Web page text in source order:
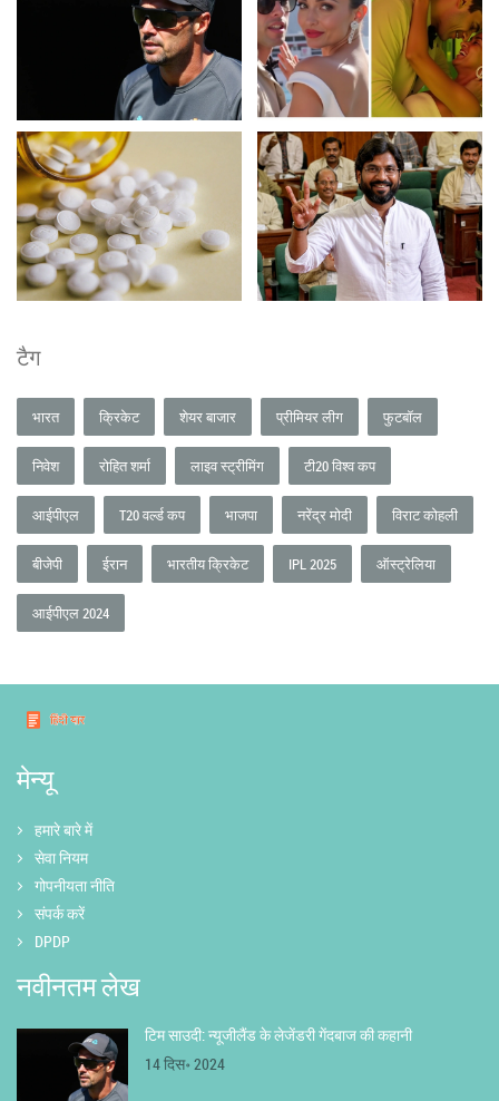
टैग
भारत क्रिकेट शेयर बाजार प्रीमियर लीग फुटबॉल
निवेश रोहित शर्मा लाइव स्ट्रीमिंग टी20 विश्व कप
आईपीएल T20 वर्ल्ड कप भाजपा नरेंद्र मोदी विराट कोहली
बीजेपी ईरान भारतीय क्रिकेट IPL 2025 ऑस्ट्रेलिया
आईपीएल 2024
मेन्यू
हमारे बारे में
सेवा नियम
गोपनीयता नीति
संपर्क करें
DPDP
नवीनतम लेख
टिम साउदी: न्यूजीलैंड के लेजेंडरी गेंदबाज की कहानी
14 दिस॰ 2024